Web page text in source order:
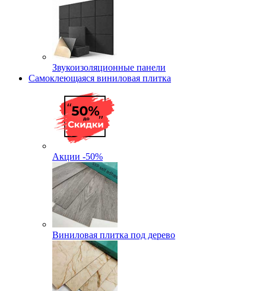
Звукоизоляционные панели
Самоклеющаяся виниловая плитка
Акции -50%
Виниловая плитка под дерево